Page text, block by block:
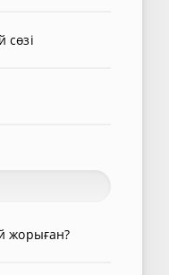
сөзі
жорыған?